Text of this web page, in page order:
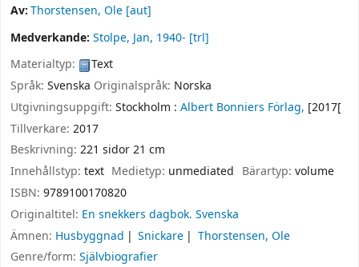
Av:Thorstensen, Ole [aut]
Medverkande: Stolpe, Jan, 1940- [trl]
Materialtyp:
Text
Språk: Svenska Originalspråk: Norska
Utgivningsuppgift: Stockholm : Albert Bonniers Förlag, [2017[
Tillverkare: 2017
Beskrivning: 221 sidor 21 cm
Innehållstyp: text Medietyp: unmediated Bärartyp: volume
ISBN: 9789100170820
Originaltitel: En snekkers dagbok. Svenska
Ämnen: Husbyggnad Snickare
Thorstensen, Ole
Genre/form: Självbiografier